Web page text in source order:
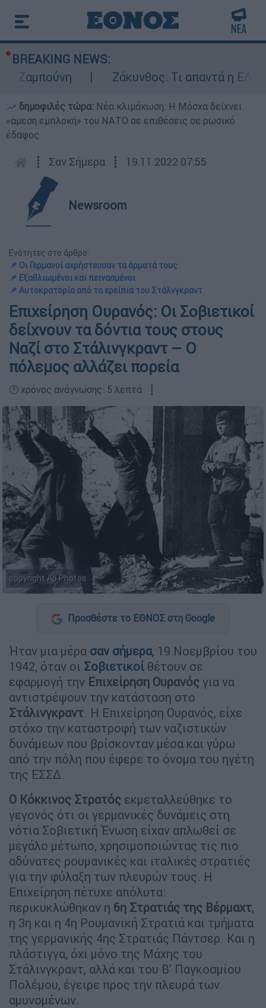
BREAKING NEWS:
Ζάκυνθος: Τι απαντά η ΕΛΑΣ για
δημοφιλές τώρα: Νέα κλιμάκωση: Η Μόσχα δείχνει
«άμεση εμπλοκή» του ΝΑΤΟ σε επιθέσεις σε ρωσικό
έδαφος
┋ Σαν Σήμερα ┋ 19.11.2022 07:55
Newsroom
Ενότητες στο άρθρο:
📌 Οι Γερμανοί αχρήστευσαν τα άρματά τους
📌 Εξαθλιωμένοι και πεινασμένοι
📌 Αυτοκρατορία από τα ερείπια του Στάλνγκραντ
Επιχείρηση Ουρανός: Οι Σοβιετικοί
δείχνουν τα δόντια τους στους
Ναζί στο Στάλινγκραντ – Ο
πόλεμος αλλάζει πορεία
🕛 χρόνος ανάγνωσης: 5 λεπτά ┋
copyright Ap Photos
Προσθέστε το ΕΘΝΟΣ στη Google
Ήταν μια μέρα σαν σήμερα, 19 Νοεμβρίου του
1942, όταν οι Σοβιετικοί θέτουν σε
εφαρμογή την Επιχείρηση Ουρανός για να
αντιστρέψουν την κατάσταση στο
Στάλινγκραντ. Η Επιχείρηση Ουρανός, είχε
στόχο την καταστροφή των ναζιστικών
δυνάμεων που βρίσκονταν μέσα και γύρω
από την πόλη που έφερε το όνομα του ηγέτη
της ΕΣΣΔ.
Ο Κόκκινος Στρατός εκμεταλλεύθηκε το
γεγονός ότι οι γερμανικές δυνάμεις στη
νότια Σοβιετική Ένωση είχαν απλωθεί σε
μεγάλο μέτωπο, χρησιμοποιώντας τις πιο
αδύνατες ρουμανικές και ιταλικές στρατιές
για την φύλαξη των πλευρών τους. Η
Επιχείρηση πέτυχε απόλυτα:
περικυκλώθηκαν η 6η Στρατιάς της Βέρμαχτ,
η 3η και η 4η Ρουμανική Στρατιά και τμήματα
της γερμανικής 4ης Στρατιάς Πάντσερ. Και η
πλάστιγγα, όχι μόνο της Μάχης του
Στάλινγκραντ, αλλά και του Β’ Παγκοσμίου
Πολέμου, έγειρε προς την πλευρά των
αμυνομένων.